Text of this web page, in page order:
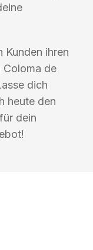
Kunden ihren
Coloma de
dich
heute den
dein